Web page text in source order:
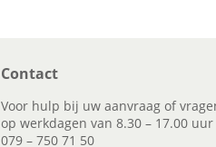
Contact
Voor hulp bij uw aanvraag of
op werkdagen van 8.30 – 17.00 uur
079 – 750 71 50